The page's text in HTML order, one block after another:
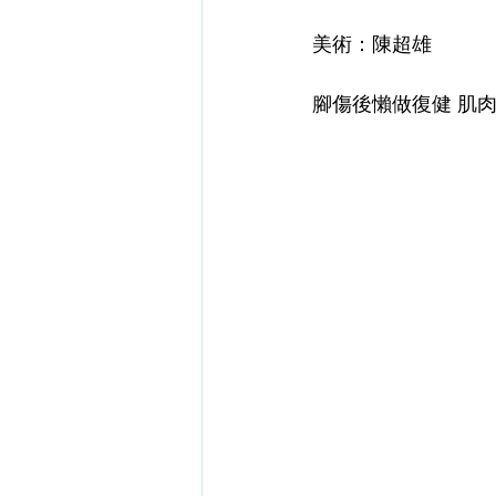
美術：陳超雄
腳傷後懶做復健 肌